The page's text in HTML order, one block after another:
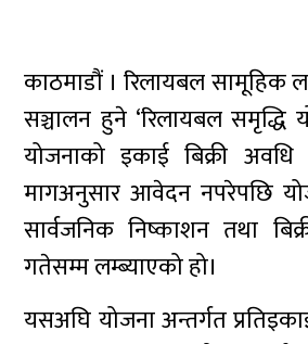
काठमाडौं । रिलायबल सामूहिक
सञ्चालन हुने ‘रिलायबल समृद्धि
योजनाको इकाई बिक्री
मागअनुसार आवेदन नपरेपछि
सार्वजनिक निष्काशन तथा
गतेसम्म लम्ब्याएको हो।
यसअघि योजना अन्तर्गत